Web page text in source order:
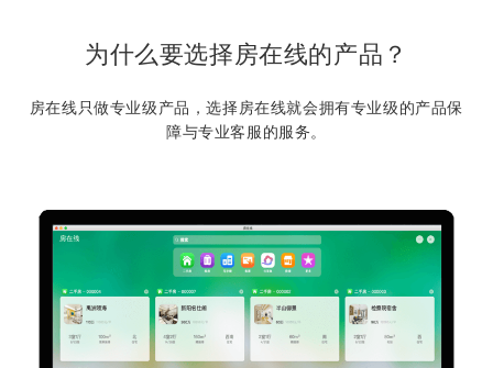
为什么要选择房在线的产品？
房在线只做专业级产品，选择房在线就会拥有专业级的产品保
障与专业客服的服务。